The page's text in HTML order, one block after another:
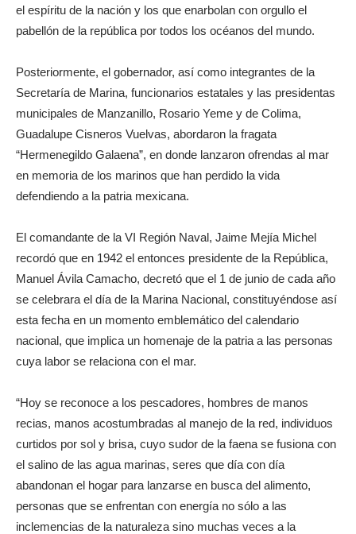
el espíritu de la nación y los que enarbolan con orgullo el
pabellón de la república por todos los océanos del mundo.
Posteriormente, el gobernador, así como integrantes de la
Secretaría de Marina, funcionarios estatales y las presidentas
municipales de Manzanillo, Rosario Yeme y de Colima,
Guadalupe Cisneros Vuelvas, abordaron la fragata
“Hermenegildo Galaena”, en donde lanzaron ofrendas al mar
en memoria de los marinos que han perdido la vida
defendiendo a la patria mexicana.
El comandante de la VI Región Naval, Jaime Mejía Michel
recordó que en 1942 el entonces presidente de la República,
Manuel Ávila Camacho, decretó que el 1 de junio de cada año
se celebrara el día de la Marina Nacional, constituyéndose así
esta fecha en un momento emblemático del calendario
nacional, que implica un homenaje de la patria a las personas
cuya labor se relaciona con el mar.
“Hoy se reconoce a los pescadores, hombres de manos
recias, manos acostumbradas al manejo de la red, individuos
curtidos por sol y brisa, cuyo sudor de la faena se fusiona con
el salino de las agua marinas, seres que día con día
abandonan el hogar para lanzarse en busca del alimento,
personas que se enfrentan con energía no sólo a las
inclemencias de la naturaleza sino muchas veces a la